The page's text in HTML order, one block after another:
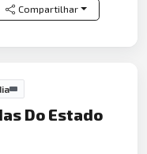
Compartilhar
Do Estado